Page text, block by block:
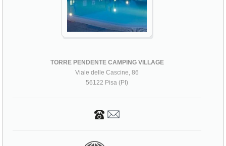
TORRE PENDENTE CAMPING VILLAGE
Viale delle Cascine, 86
56122 Pisa (PI)